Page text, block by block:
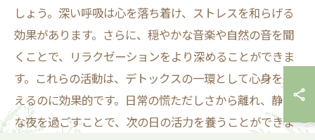
しょう。深い呼吸は心を落ち着け、ストレスを和らげる
効果があります。さらに、穏やかな音楽や自然の音を聞
くことで、リラクゼーションをより深めることができま
す。これらの活動は、デトックスの一環として心身を整
えるのに効果的です。日常の慌ただしさから離れ、静か
な夜を過ごすことで、次の日の活力を養うことができま